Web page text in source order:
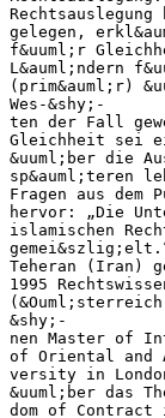
gelegen,
f&uuml;r
L&auml;ndern
(prim&auml;r)
Wes-&shy;‐
ten der Fall
Gleichheit sei
&uuml;ber die
sp&auml;teren
Fragen aus dem
hervor: „Die
islamischen
Teheran (Iran)
1995
&shy;‐
nen Master of
of Oriental and
versity in
&uuml;ber das
dom of Contract